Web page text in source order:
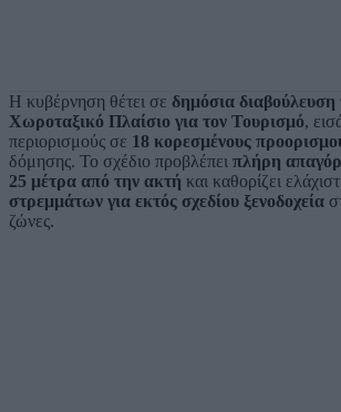
Η κυβέρνηση θέτει σε δημόσια διαβούλευση
Χωροταξικό Πλαίσιο για τον Τουρισμό,
περιορισμούς σε 18 κορεσμένους
δόμησης. Το σχέδιο προβλέπει πλήρη
25 μέτρα από την ακτή και καθορίζει
στρεμμάτων για εκτός σχεδίου ξενοδοχεία
ζώνες.